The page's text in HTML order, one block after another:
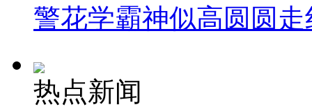
警花学霸神似高圆圆走
热点新闻